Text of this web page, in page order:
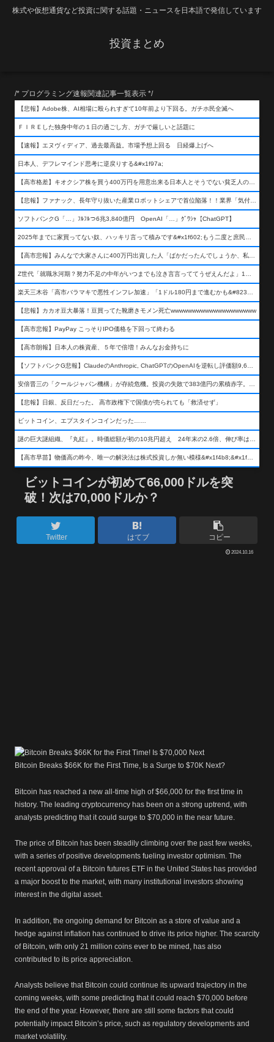
株式や仮想通貨など投資に関する話題・ニュースを日本語で発信しています
投資まとめ
/* プログラミング速報関連記事一覧表示 */
【悲報】Adobe株、AI相場に殴られすぎて10年前より下回る。ガチホ民全滅へ
ＦＩＲＥした独身中年の１日の過ごし方、ガチで厳しいと話題に
【速報】エヌヴィディア、過去最高益。市場予想上回る 日経爆上げへ
日本人、デフレマインド思考に逆戻りする&#x1f97a;
【高市格差】キオクシア株を買う400万円を用意出来る日本人とそうでない貧乏人の差が超広まるって事よ
【悲報】ファナック、長年守り抜いた産業ロボットシェアで首位陥落！！業界「気付いたら一気に抜かれていた…」
ソフトバンクG「…」ﾌﾙﾌﾙつ6兆3,840億円 OpenAI「…」ｸﾞﾜｼｬ【ChatGPT】
2025年までに家買ってない奴、ハッキリ言って積みです&#x1f602;もう二度と庶民が買える値段になりません&#x1f602;&#x1f602;&#x1f602;
【高市悲報】みんなで大家さんに400万円出資した人「ばかだったんでしょうか、私は&#x1f622;」
Z世代「就職氷河期？努力不足の中年がいつまでも泣き言言っててうぜえんだよ」1万いいね
楽天三木谷「高市バラマキで悪性インフレ加速」「1ドル180円まで進むかも&#8230;もう看過できない」
【悲報】カカオ豆大暴落！豆買ってた靴磨きモメン死亡wwwwwwwwwwwwwwwwwwww
【高市悲報】PayPay こっそりIPO価格を下回って終わる
【高市朗報】日本人の株資産、５年で倍増！みんなお金持ちに
【ソフトバンクG悲報】ClaudeのAnthropic, ChatGPTのOpenAIを逆転し評価額9,650億ドル (約154兆円) の世界一価値あるAI企業に……
安倍晋三の「クールジャパン機構」が存続危機。投資の失敗で383億円の累積赤字。2025年度決算も大赤字の可能性。責任の所在はウヤムヤ
【悲報】日銀、反日だった。 高市政権下で国債が売られても「救済せず」
ビットコイン、エプスタインコインだった……
謎の巨大謎組織、『丸紅』。時価総額が初の10兆円超え 24年末の2.6倍、伸び率は謎組織首位
【高市早苗】物価高の昨今、唯一の解決法は株式投資しか無い模様&#x1f4b8;&#x1f4b8;&#x1f4b8;
ビットコインが初めて66,000ドルを突
破！次は70,000ドルか？
Twitter はてブ コピー
2024.10.16
Bitcoin Breaks $66K for the First Time, Is a Surge to $70K Next?
Bitcoin has reached a new all-time high of $66,000 for the first time in
history. The leading cryptocurrency has been on a strong uptrend, with
analysts predicting that it could surge to $70,000 in the near future.
The price of Bitcoin has been steadily climbing over the past few weeks,
with a series of positive developments fueling investor optimism. The
recent approval of a Bitcoin futures ETF in the United States has provided
a major boost to the market, with many institutional investors showing
interest in the digital asset.
In addition, the ongoing demand for Bitcoin as a store of value and a
hedge against inflation has continued to drive its price higher. The scarcity
of Bitcoin, with only 21 million coins ever to be mined, has also
contributed to its price appreciation.
Analysts believe that Bitcoin could continue its upward trajectory in the
coming weeks, with some predicting that it could reach $70,000 before
the end of the year. However, there are still some factors that could
potentially impact Bitcoin’s price, such as regulatory developments and
market volatility.